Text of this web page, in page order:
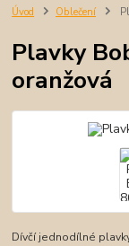
Úvod Oblečení
Plavky
oranžová
Dívčí jednodílné